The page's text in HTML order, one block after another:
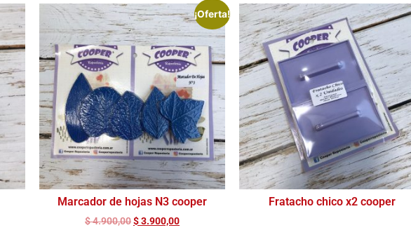
¡Oferta!
Marcador de hojas N3 cooper
$4.900,00$3.900,00
Fratacho chico x2 cooper